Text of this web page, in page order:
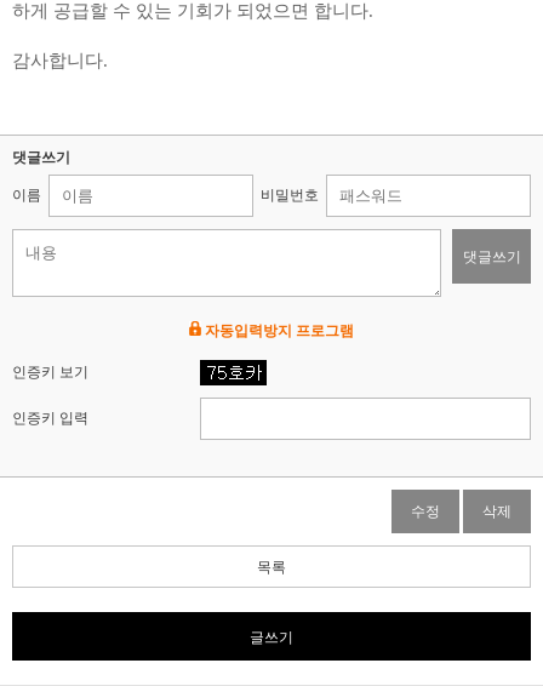
하게 공급할 수 있는 기회가 되었으면 합니다.
감사합니다.
댓글쓰기
이름 비밀번호
댓글쓰기
자동입력방지 프로그램
인증키 보기
인증키 입력
수정 삭제
목록
글쓰기